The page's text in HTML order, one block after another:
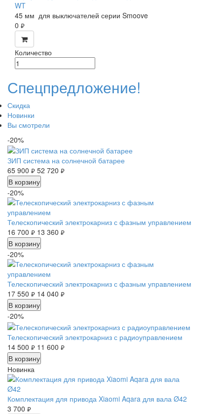
WT
45 мм для выключателей серии Smoove
0 руб.
Количество
Спецпредложение!
Скидка
Новинки
Вы смотрели
-20%
ЗИП система на солнечной батарее
65 900 руб. 52 720 руб.
В корзину
-20%
Телескопический электрокарниз с фазным управлением
16 700 руб. 13 360 руб.
В корзину
-20%
Телескопический электрокарниз с фазным управлением
17 550 руб. 14 040 руб.
В корзину
-20%
Телескопический электрокарниз с радиоуправлением
14 500 руб. 11 600 руб.
В корзину
Новинка
Комплектация для привода Xiaomi Aqara для вала Ø42
3 700 руб.